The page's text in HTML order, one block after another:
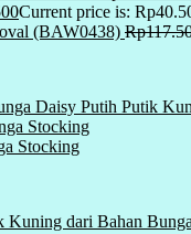
Current price is:
(BAW0438) Rp
Daisy Putih Putik
Stocking
Stocking
Kuning dari Bahan